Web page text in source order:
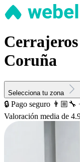
Coruña
Selecciona tu zona
🔒 Pago seguro 👨🏼‍🔧
Valoración media de